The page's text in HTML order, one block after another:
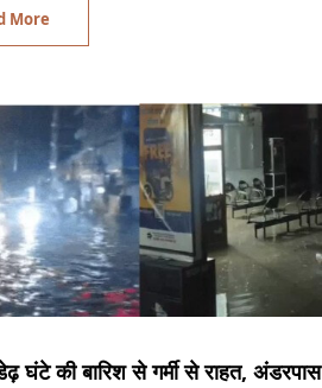
More
घंटे की बारिश से गर्मी से राहत, अंडरपास